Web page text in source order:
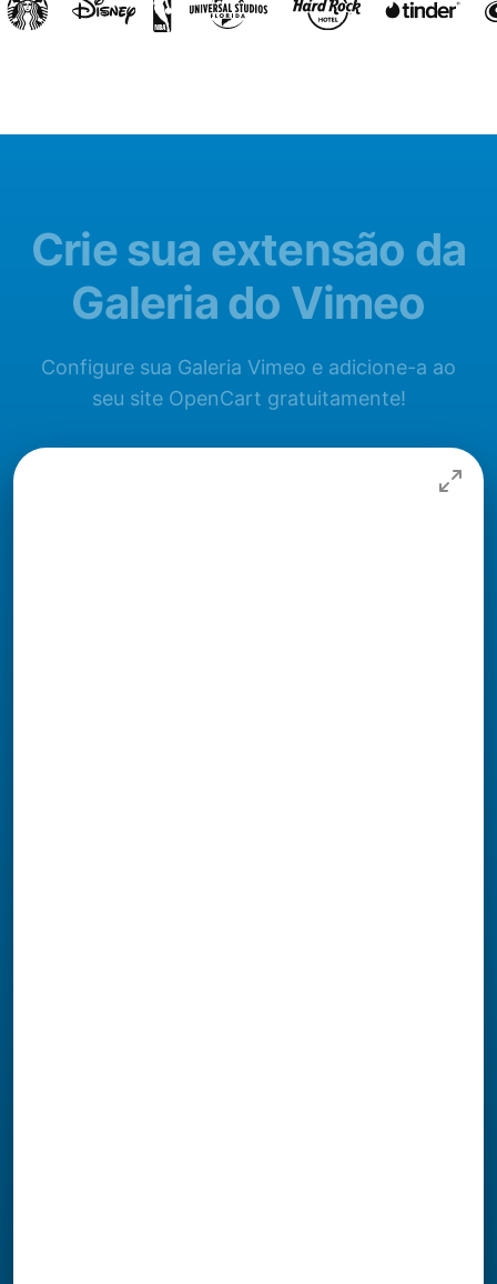
Crie sua extensão da
Galeria do Vimeo
Configure sua Galeria Vimeo e adicione-a ao
seu site OpenCart gratuitamente!